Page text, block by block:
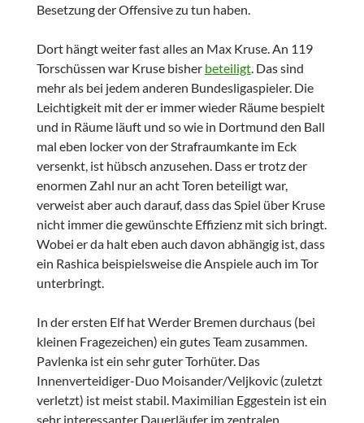
Besetzung der Offensive zu tun haben.
Dort hängt weiter fast alles an Max Kruse. An 119
Torschüssen war Kruse bisher beteiligt. Das sind
mehr als bei jedem anderen Bundesligaspieler. Die
Leichtigkeit mit der er immer wieder Räume bespielt
und in Räume läuft und so wie in Dortmund den Ball
mal eben locker von der Strafraumkante im Eck
versenkt, ist hübsch anzusehen. Dass er trotz der
enormen Zahl nur an acht Toren beteiligt war,
verweist aber auch darauf, dass das Spiel über Kruse
nicht immer die gewünschte Effizienz mit sich bringt.
Wobei er da halt eben auch davon abhängig ist, dass
ein Rashica beispielsweise die Anspiele auch im Tor
unterbringt.
In der ersten Elf hat Werder Bremen durchaus (bei
kleinen Fragezeichen) ein gutes Team zusammen.
Pavlenka ist ein sehr guter Torhüter. Das
Innenverteidiger-Duo Moisander/Veljkovic (zuletzt
verletzt) ist meist stabil. Maximilian Eggestein ist ein
sehr interessanter Dauerläufer im zentralen